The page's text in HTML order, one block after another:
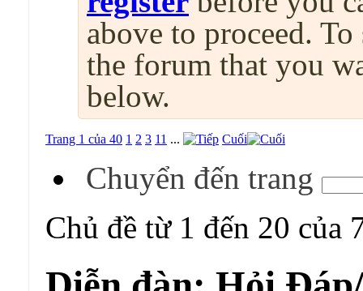
above to proceed.
the forum that you
below.
Trang 1 của 40 1 2 3 11 ... Cuối
Chuyển đến trang
Chủ đề từ 1 đến 20 của